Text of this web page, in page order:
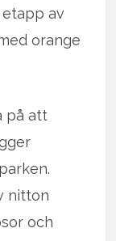
av
orange
på att
nitton
och